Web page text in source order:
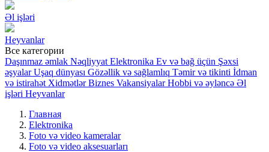
Əl işləri
Heyvanlar
Все категории
Daşınmaz əmlak Nəqliyyat Elektronika Ev və bağ üçün Şəxsi
əşyalar Uşaq dünyası Gözəllik və sağlamlıq Təmir və tikinti İdman
və istirahət Xidmətlər Biznes Vakansiyalar Hobbi və əyləncə Əl
işləri Heyvanlar
Главная
Elektronika
Foto və video kameralar
Foto və video aksesuarları